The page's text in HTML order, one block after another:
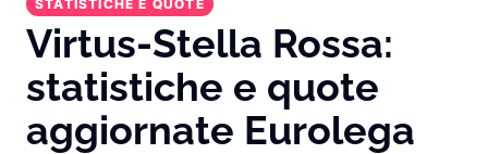
STATISTICHE E QUOTE
Virtus-Stella Rossa:
statistiche e quote
aggiornate Eurolega